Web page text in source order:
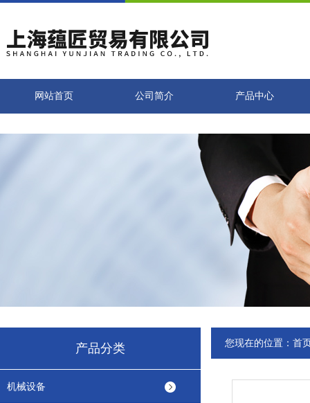
网站首页 公司简介 产品中心
产品分类
机械设备
您现在的位置： 首